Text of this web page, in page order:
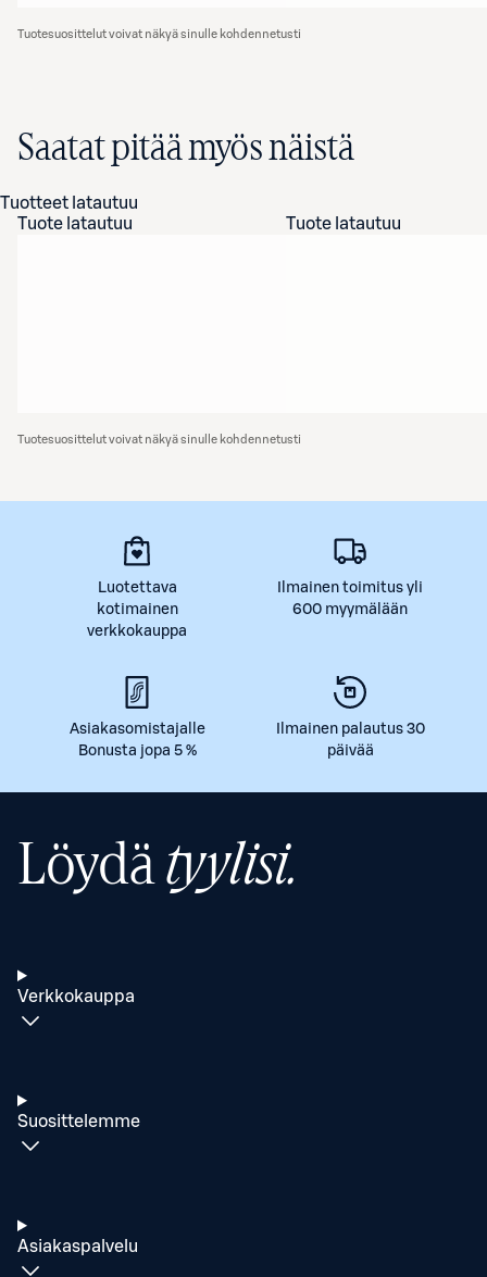
Tuotesuosittelut voivat näkyä sinulle kohdennetusti
Saatat pitää myös näistä
Tuotteet latautuu
Tuote latautuu
Tuote latautuu
Tuotesuosittelut voivat näkyä sinulle kohdennetusti
Luotettava
kotimainen
verkkokauppa
Ilmainen toimitus yli
600 myymälään
Asiakasomistajalle
Bonusta jopa 5 %
Ilmainen palautus 30
päivää
Löydätyylisi.
Verkkokauppa
Suosittelemme
Asiakaspalvelu